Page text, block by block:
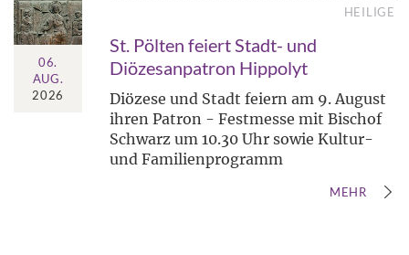
06.
AUG.
2026
HEILIGE
St. Pölten feiert Stadt- und
Diözesanpatron Hippolyt
Diözese und Stadt feiern am 9. August
ihren Patron - Festmesse mit Bischof
Schwarz um 10.30 Uhr sowie Kultur-
und Familienprogramm
MEHR